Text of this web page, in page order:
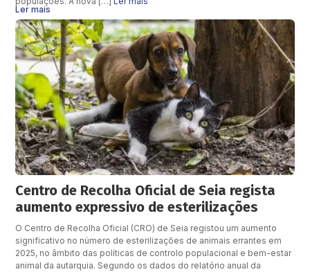
Ler mais
Centro de Recolha Oficial de Seia regista
aumento expressivo de esterilizações
O Centro de Recolha Oficial (CRO) de Seia registou um aumento
significativo no número de esterilizações de animais errantes em
2025, no âmbito das políticas de controlo populacional e bem-estar
animal da autarquia. Segundo os dados do relatório anual da